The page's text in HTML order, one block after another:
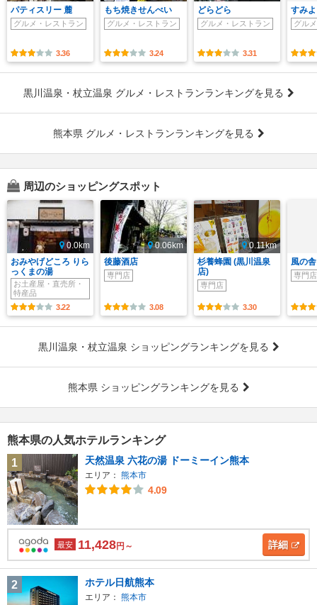
パティスリー 麓
グルメ・レストラン
3.36
もち焼きせんべい
グルメ・レストラン
3.24
どらどら
グルメ・レストラン
3.31
すみ
グル
黒川温泉・杖立温泉 グルメ・レストランランキングを見る
熊本県 グルメ・レストランランキングを見る
周辺のショッピングスポット
0.0km
おみやげどころ りら
っくまの湯
お土産屋・直売所・
特産品
3.22
0.06km
後藤酒店
専門店
3.08
0.11km
杉養蜂園 (黒川温泉
店)
専門店
3.30
風の舎
専門店
黒川温泉・杖立温泉 ショッピングランキングを見る
熊本県 ショッピングランキングを見る
熊本県の人気ホテルランキング
1
天然温泉 六花の湯 ドーミーイン熊本
エリア： 熊本市
4.09
最安 11,428円～ 詳細
2 ホテル日航熊本
エリア： 熊本市